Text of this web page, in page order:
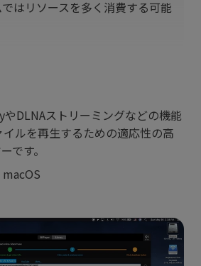
はリソースを多く消費する可能
DLNAストリーミングなどの機能
ルを再生するための適応性の高
です。